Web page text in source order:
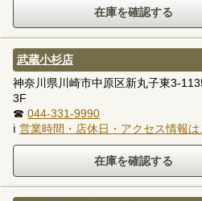
武蔵小杉店
神奈川県川崎市中原区新丸子東3-
3F
☎ 044-331-9990
ℹ 営業時間・店休日・アクセス情報は